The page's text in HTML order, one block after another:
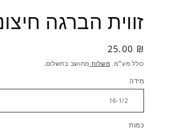
זווית הברגה
מחיר
רגיל
₪ 25.00
כולל מע״מ. משלוח מחושב בתשלום.
מידה
כמות